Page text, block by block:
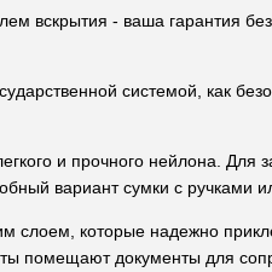
вскрытия - ваша гарантия
системой, как
и прочного нейлона. Для
вариант сумки с ручками
слоем, которые надежно
помещают документы для